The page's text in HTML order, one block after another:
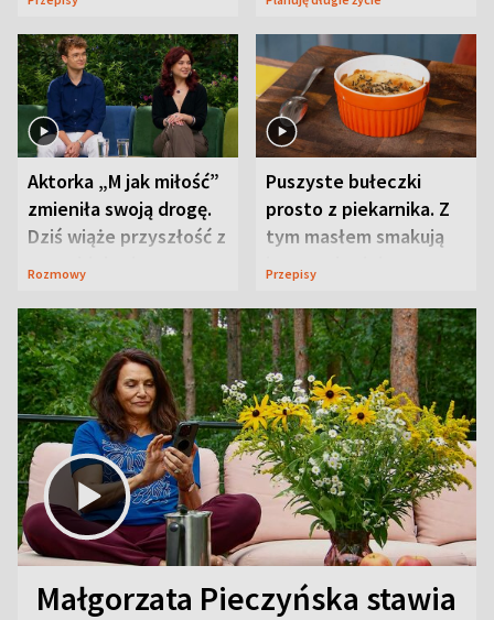
Aktorka „M jak miłość”
zmieniła swoją drogę.
Dziś wiąże przyszłość z
neurobiologią
Rozmowy
Puszyste bułeczki
prosto z piekarnika. Z
tym masłem smakują
jeszcze lepiej
Przepisy
Małgorzata Pieczyńska stawia